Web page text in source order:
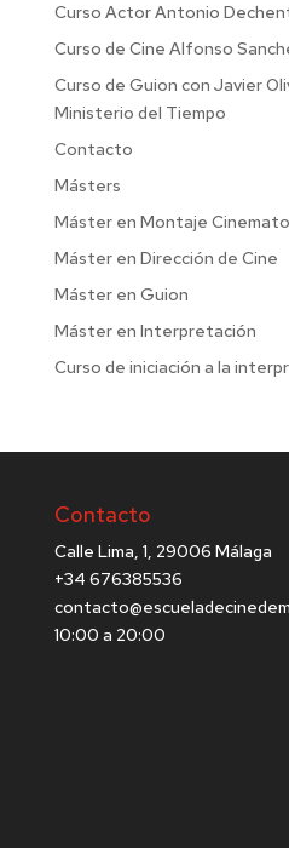
Curso Actor Antonio
Curso de Cine Alfonso
Curso de Guion con Javier
Ministerio del Tiempo
Contacto
Másters
Máster en Montaje
Máster en Dirección de Cine
Máster en Guion
Máster en Interpretación
Curso de iniciación a la
Contacto
Calle Lima, 1, 29006 Málaga
+34 676385536
10:00 a 20:00